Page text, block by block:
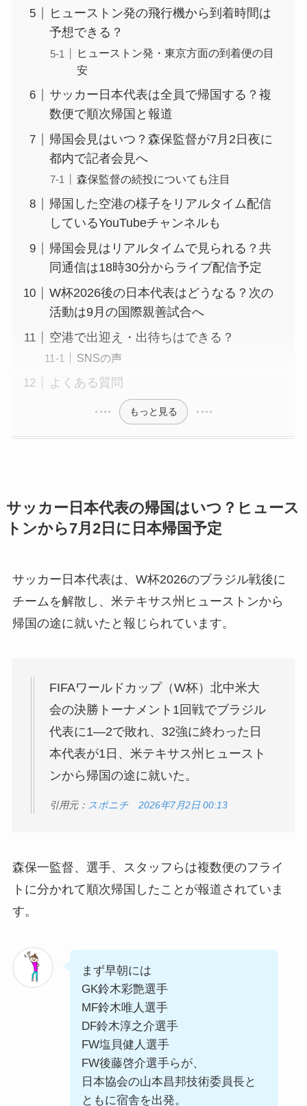
ヒューストン発の飛行機から到着時間は
予想できる？
ヒューストン発・東京方面の到着便の目
安
サッカー日本代表は全員で帰国する？複
数便で順次帰国と報道
帰国会見はいつ？森保監督が7月2日夜に
都内で記者会見へ
森保監督の続投についても注目
帰国した空港の様子をリアルタイム配信
しているYouTubeチャンネルも
帰国会見はリアルタイムで見られる？共
同通信は18時30分からライブ配信予定
W杯2026後の日本代表はどうなる？次の
活動は9月の国際親善試合へ
空港で出迎え・出待ちはできる？
SNSの声
よくある質問
もっと見る
サッカー日本代表の帰国はいつ？ヒュース
トンから7月2日に日本帰国予定
サッカー日本代表は、W杯2026のブラジル戦後に
チームを解散し、米テキサス州ヒューストンから
帰国の途に就いたと報じられています。
FIFAワールドカップ（W杯）北中米大
会の決勝トーナメント1回戦でブラジル
代表に1―2で敗れ、32強に終わった日
本代表が1日、米テキサス州ヒュースト
ンから帰国の途に就いた。
引用元： スポニチ 2026年7月2日 00:13
森保一監督、選手、スタッフらは複数便のフライ
トに分かれて順次帰国したことが報道されていま
す。
まず早朝には
GK鈴木彩艶選手
MF鈴木唯人選手
DF鈴木淳之介選手
FW塩貝健人選手
FW後藤啓介選手らが、
日本協会の山本昌邦技術委員長と
ともに宿舎を出発。